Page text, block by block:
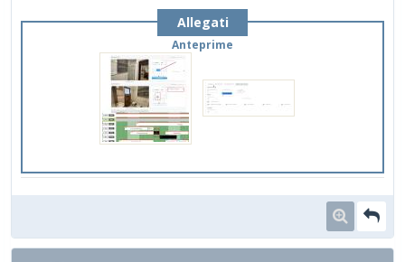
Allegati
Anteprime